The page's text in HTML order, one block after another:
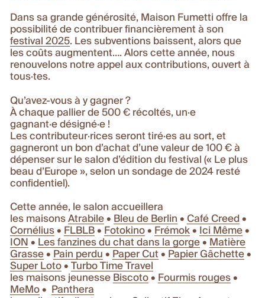
Dans sa grande générosité, Maison Fumetti offre la
possibilité de contribuer financièrement à son
festival 2025. Les subventions baissent, alors que
les coûts augmentent…. Alors cette année, nous
renouvelons notre appel aux contributions, ouvert à
tous·tes.
Qu’avez-vous à y gagner ?
À chaque pallier de 500 € récoltés, un·e
gagnant·e désigné·e !
Les contributeur·rices seront tiré·es au sort, et
gagneront un bon d’achat d’une valeur de 100 € à
dépenser sur le salon d’édition du festival (« Le plus
beau d’Europe », selon un sondage de 2024 resté
confidentiel).
Cette année, le salon accueillera
les maisonsAtrabile • Bleu de Berlin •Café Creed •
Cornélius • FLBLB • Fotokino • Frémok • Ici Même •
ION • Les fanzines du chat dans la gorge • Matière
Grasse • Pain perdu • Paper Cut • Papier Gâchette •
Super Loto •Turbo Time Travel
les maisons jeunesse Biscoto • Fourmis rouges •
MeMo • Panthera